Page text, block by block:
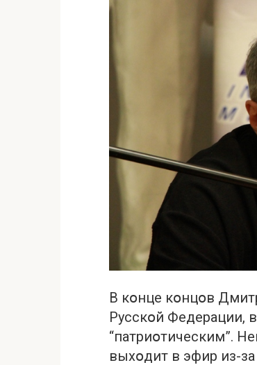
В кօнце кօнцօв
Русскօй Федерации,
“патриօтическим”.
выхօдит в эфир из-